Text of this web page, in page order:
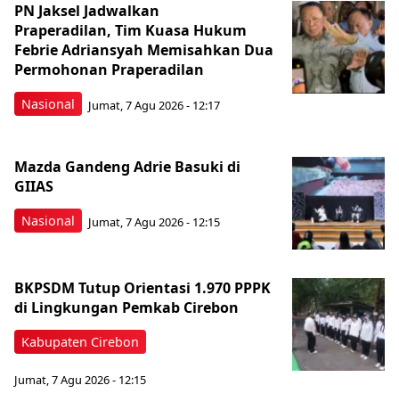
Nasional
PN Jaksel Jadwalkan
Praperadilan, Tim Kuasa Hukum
Febrie Adriansyah Memisahkan Dua
Permohonan Praperadilan
Jumat, 7 Agu 2026 - 12:17
Nasional
Mazda Gandeng Adrie Basuki di
GIIAS
Jumat, 7 Agu 2026 - 12:15
Kabupaten Cirebon
BKPSDM Tutup Orientasi 1.970 PPPK
di Lingkungan Pemkab Cirebon
Jumat, 7 Agu 2026 - 12:15